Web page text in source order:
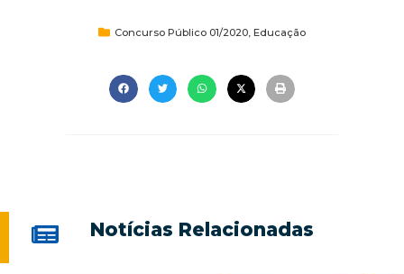
Concurso Público 01/2020 Educação
Notícias Relacionadas